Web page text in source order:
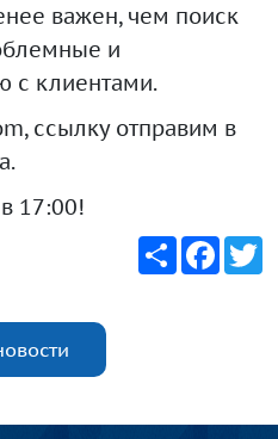
важен, чем поиск
и
с клиентами.
ссылку отправим в
17:00!
Share